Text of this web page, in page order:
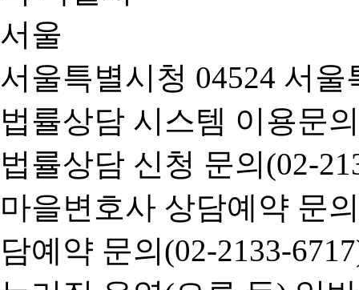
서울특별시청 04524 서
법률상담 시스템 이용문
법률상담 신청 문의(02-
마을변호사 상담예약 문
담예약 문의(02-2133-